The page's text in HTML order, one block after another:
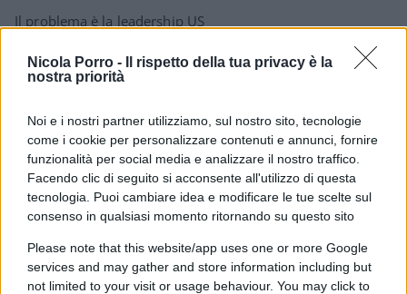
Nicola Porro -
Il rispetto della tua privacy è la
nostra priorità
Noi e i nostri partner utilizziamo, sul nostro sito, tecnologie
come i cookie per personalizzare contenuti e annunci, fornire
funzionalità per social media e analizzare il nostro traffico.
Facendo clic di seguito si acconsente all'utilizzo di questa
tecnologia. Puoi cambiare idea e modificare le tue scelte sul
consenso in qualsiasi momento ritornando su questo sito
Please note that this website/app uses one or more Google
services and may gather and store information including but
not limited to your visit or usage behaviour. You may click to
Il problema è la leadership US
Il presidente è in condizioni evidenti e persino i media a suo
favore sono costretti ad ammettere che tra padre e figlio …
In più…
La VP sembra quella della serie su sky, infatti stanno già
parlando della moglie di Obama… addirittura forse come
candidata…
Nel bene o nel male … siamo ancora sotto influenza US e le
loro beghe sono anche le nostre.